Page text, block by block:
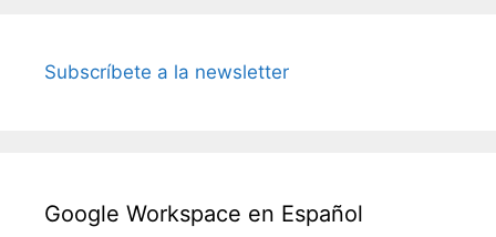
Subscríbete a la newsletter
Google Workspace en Español